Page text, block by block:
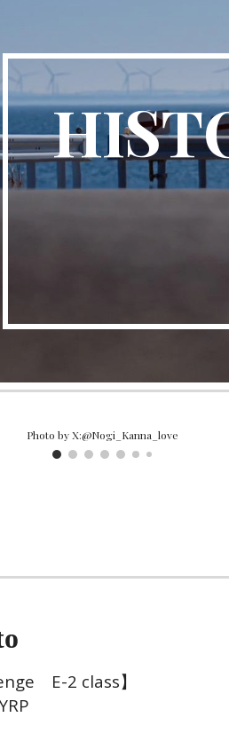
Photo by X:@Nogi_Kanna_love
E-2 class】